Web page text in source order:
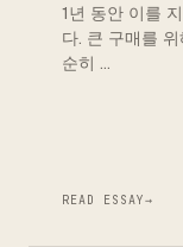
1년 동안 이를
다. 큰 구매를
순히 …
READ ESSAY→